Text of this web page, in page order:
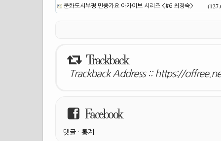
문화도시부평 민중가요 아카이브 시리즈 <#6 최경숙>
Trackback
Trackback Address :: https://
Facebook
댓글 · 통계